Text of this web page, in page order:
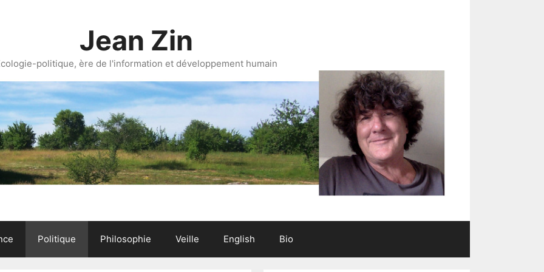
Jean Zin
politique, ère de l'information et développement humain
Politique Philosophie Veille English Bio